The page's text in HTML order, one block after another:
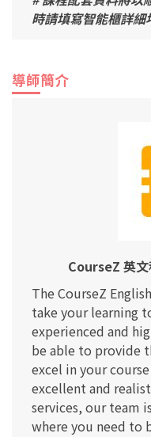
時請填寫智能櫃詳細
導師簡介
CourseZ 英
The CourseZ
take your learning
experienced and
be able to provide
excel in your
excellent and
services, our team
where you need to